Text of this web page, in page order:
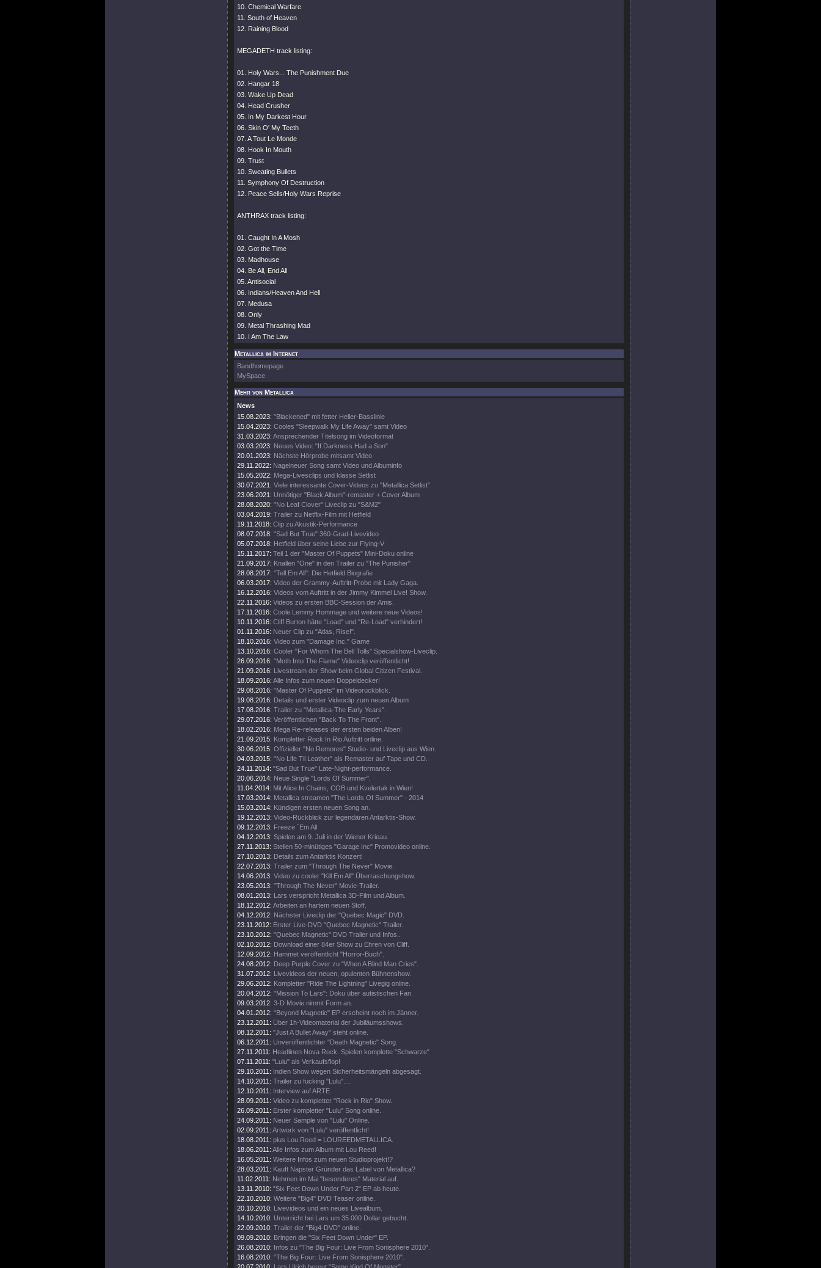
10. Chemical Warfare
11. South of Heaven
12. Raining Blood
MEGADETH track listing:
01. Holy Wars... The Punishment Due
02. Hangar 18
03. Wake Up Dead
04. Head Crusher
05. In My Darkest Hour
06. Skin O' My Teeth
07. A Tout Le Monde
08. Hook In Mouth
09. Trust
10. Sweating Bullets
11. Symphony Of Destruction
12. Peace Sells/Holy Wars Reprise
ANTHRAX track listing:
01. Caught In A Mosh
02. Got the Time
03. Madhouse
04. Be All, End All
05. Antisocial
06. Indians/Heaven And Hell
07. Medusa
08. Only
09. Metal Thrashing Mad
10. I Am The Law
Metallica im Internet
Bandhomepage
MySpace
Mehr von Metallica
News
15.08.2023: "Blackened" mit fetter Heller-Basslinie
15.04.2023: Cooles "Sleepwalk My Life Away" samt Video
31.03.2023: Ansprechender Titelsong im Videoformat
03.03.2023: Neues Video: "If Darkness Had a Son"
20.01.2023: Nächste Hörprobe mitsamt Video
29.11.2022: Nagelneuer Song samt Video und Albuminfo
15.05.2022: Mega-Livesclips und klasse Setlist
30.07.2021: Viele interessante Cover-Videos zu "Metallica Setlist"
23.06.2021: Unnötiger "Black Album"-remaster + Cover Album
28.08.2020: "No Leaf Clover" Liveclip zu "S&M2"
03.04.2019: Trailer zu Netflix-Film mit Hetfield
19.11.2018: Clip zu Akustik-Performance
08.07.2018: "Sad But True" 360-Grad-Livevideo
05.07.2018: Hetfield über seine Liebe zur Flying-V
15.11.2017: Teil 1 der "Master Of Puppets" Mini-Doku online
21.09.2017: Knallen "One" in den Trailer zu "The Punisher"
28.08.2017: "Tell Em All": Die Hetfield Biografie
06.03.2017: Video der Grammy-Auftritt-Probe mit Lady Gaga.
16.12.2016: Videos vom Auftritt in der Jimmy Kimmel Live! Show.
22.11.2016: Videos zu ersten BBC-Session der Amis.
17.11.2016: Coole Lemmy Hommage und weitere neue Videos!
10.11.2016: Cliff Burton hätte "Load" und "Re-Load" verhindert!
01.11.2016: Neuer Clip zu "Atlas, Rise!".
18.10.2016: Video zum "Damage Inc." Game
13.10.2016: Cooler "For Whom The Bell Tolls" Specialshow-Liveclip.
26.09.2016: "Moth Into The Flame" Videoclip veröffentlicht!
21.09.2016: Livestream der Show beim Global Citizen Festival.
18.09.2016: Alle Infos zum neuen Doppeldecker!
29.08.2016: "Master Of Puppets" im Videorückblick.
19.08.2016: Details und erster Videoclip zum neuen Album
17.08.2016: Trailer zu "Metallica-The Early Years".
29.07.2016: Veröffentlichen "Back To The Front".
18.02.2016: Mega Re-releases der ersten beiden Alben!
21.09.2015: Kompletter Rock In Rio Auftritt online.
30.06.2015: Offizieller "No Remores" Studio- und Liveclip aus Wien.
04.03.2015: "No Life Til Leather" als Remaster auf Tape und CD.
24.11.2014: "Sad But True" Late-Night-performance.
20.06.2014: Neue Single "Lords Of Summer".
11.04.2014: Mit Alice In Chains, COB und Kvelertak in Wien!
17.03.2014: Metallica streamen "The Lords Of Summer" - 2014
15.03.2014: Kündigen ersten neuen Song an.
19.12.2013: Video-Rückblick zur legendären Antarktis-Show.
09.12.2013: Freeze `Em All
04.12.2013: Spielen am 9. Juli in der Wiener Krieau.
27.11.2013: Stellen 50-minütiges "Garage Inc" Promovideo online.
27.10.2013: Details zum Antarktis Konzert!
22.07.2013: Trailer zum "Through The Never" Movie.
14.06.2013: Video zu cooler "Kill Em All" Überraschungshow.
23.05.2013: "Through The Never" Movie-Trailer.
08.01.2013: Lars verspricht Metallica 3D-Film und Album.
18.12.2012: Arbeiten an hartem neuen Stoff.
04.12.2012: Nächster Liveclip der "Quebec Magic" DVD.
23.11.2012: Erster Live-DVD "Quebec Magnetic" Trailer.
23.10.2012: "Quebec Magnetic" DVD Trailer und Infos..
02.10.2012: Download einer 84er Show zu Ehren von Cliff.
12.09.2012: Hammet veröffentlicht "Horror-Buch".
24.08.2012: Deep Purple Cover zu "When A Blind Man Cries".
31.07.2012: Livevideos der neuen, opulenten Bühnenshow.
29.06.2012: Kompletter "Ride The Lightning" Livegig online.
20.04.2012: "Mission To Lars": Doku über autistischen Fan.
09.03.2012: 3-D Movie nimmt Form an.
04.01.2012: "Beyond Magnetic" EP erscheint noch im Jänner.
23.12.2011: Über 1h-Videomaterial der Jubiläumsshows.
08.12.2011: "Just A Bullet Away" steht online.
06.12.2011: Unveröffentlichter "Death Magnetic" Song.
27.11.2011: Headlinen Nova Rock. Spielen komplette "Schwarze"
07.11.2011: "Lulu" als Verkaufsflop!
29.10.2011: Indien Show wegen Sicherheitsmängeln abgesagt.
14.10.2011: Trailer zu fucking "Lulu"....
12.10.2011: Interview auf ARTE.
28.09.2011: Video zu kompletter "Rock in Rio" Show.
26.09.2011: Erster kompletter "Lulu" Song online.
24.09.2011: Neuer Sample von "Lulu" Online.
02.09.2011: Artwork von "Lulu" veröffentlicht!
18.08.2011: plus Lou Reed = LOUREEDMETALLICA.
18.06.2011: Alle Infos zum Album mit Lou Reed!
16.05.2011: Weitere Infos zum neuen Studioprojekt!?
28.03.2011: Kauft Napster Gründer das Label von Metallica?
11.02.2011: Nehmen im Mai "besonderes" Material auf.
13.11.2010: "Six Feet Down Under Part 2" EP ab heute.
22.10.2010: Weitere "Big4" DVD Teaser online.
20.10.2010: Livevideos und ein neues Livealbum.
14.10.2010: Unterricht bei Lars um 35.000 Dollar gebucht.
22.09.2010: Trailer der "Big4-DVD" online.
09.09.2010: Bringen die "Six Feet Down Under" EP.
26.08.2010: Infos zu "The Big Four: Live From Sonisphere 2010".
16.08.2010: "The Big Four: Live From Sonisphere 2010".